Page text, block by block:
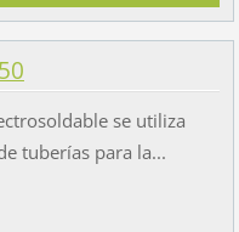
se utiliza
tuberías para la...